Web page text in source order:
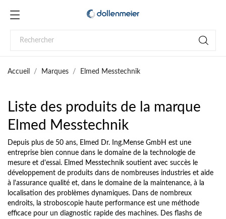
Accueil Marques Elmed Messtechnik
Liste des produits de la marque
Elmed Messtechnik
Depuis plus de 50 ans, Elmed Dr. Ing.Mense GmbH est une
entreprise bien connue dans le domaine de la technologie de
mesure et d'essai. Elmed Messtechnik soutient avec succès le
développement de produits dans de nombreuses industries et aide
à l'assurance qualité et, dans le domaine de la maintenance, à la
localisation des problèmes dynamiques. Dans de nombreux
endroits, la stroboscopie haute performance est une méthode
efficace pour un diagnostic rapide des machines. Des flashs de